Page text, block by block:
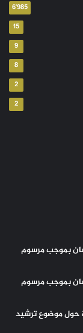
6٬985
15
9
8
2
2
بموجب مرسوم
بموجب مرسوم
حول موضوع ترشيد